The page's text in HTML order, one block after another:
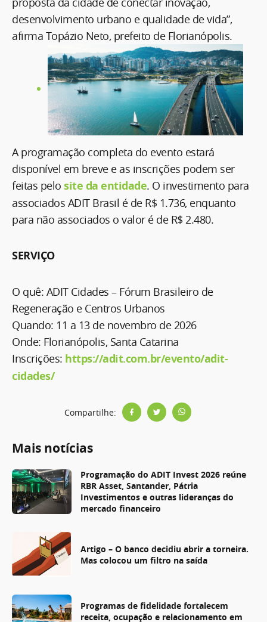
desenvolvimento urbano e qualidade de vida”,
afirma Topázio Neto, prefeito de Florianópolis.
A programação completa do evento estará
disponível em breve e as inscrições podem ser
feitas pelo site da entidade. O investimento para
associados ADIT Brasil é de R$ 1.736, enquanto
para não associados o valor é de R$ 2.480.
SERVIÇO
O quê: ADIT Cidades – Fórum Brasileiro de
Regeneração e Centros Urbanos
Quando: 11 a 13 de novembro de 2026
Onde: Florianópolis, Santa Catarina
Inscrições: https://adit.com.br/evento/adit-
cidades/
Compartilhe:
Mais notícias
Programação do ADIT Invest 2026 reúne
RBR Asset, Santander, Pátria
Investimentos e outras lideranças do
mercado financeiro
Artigo – O banco decidiu abrir a torneira.
Mas colocou um filtro na saída
Programas de fidelidade fortalecem
receita, ocupação e relacionamento em